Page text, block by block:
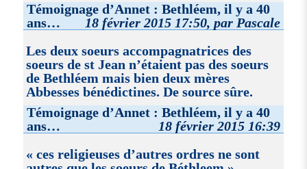
Témoignage d’Annet : Bethléem, il y a 40
ans…
18 février 2015 17:50, par Pascale
Les deux soeurs accompagnatrices des
soeurs de st Jean n’étaient pas des soeurs
de Bethléem mais bien deux mères
Abbesses bénédictines. De source sûre.
Témoignage d’Annet : Bethléem, il y a 40
ans…
18 février 2015 16:39
« ces religieuses d’autres ordres ne sont